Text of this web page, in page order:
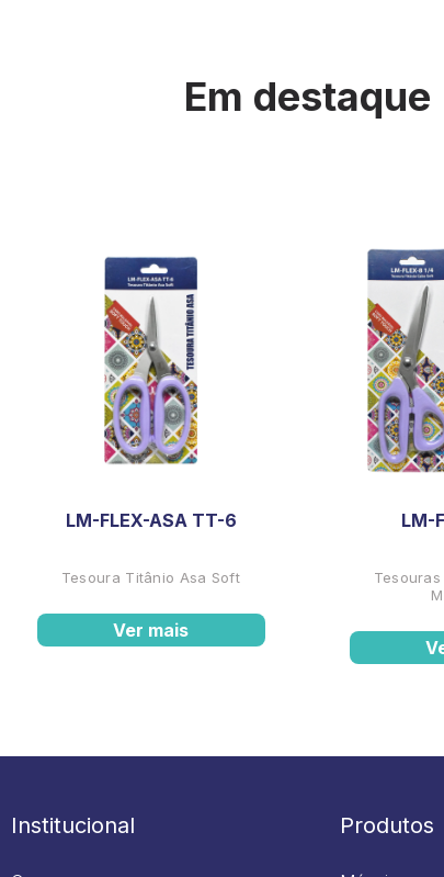
Em destaque
LM-FLEX-ASA TT-6
Tesoura Titânio Asa Soft
Ver mais
LM-
Institucional Produtos